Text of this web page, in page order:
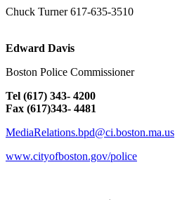
Chuck Turner 617-635-3510
Edward Davis
Boston Police Commissioner
Tel (617) 343- 4200
Fax (617)343- 4481
MediaRelations.bpd@ci.boston.ma.us
www.cityofboston.gov/police